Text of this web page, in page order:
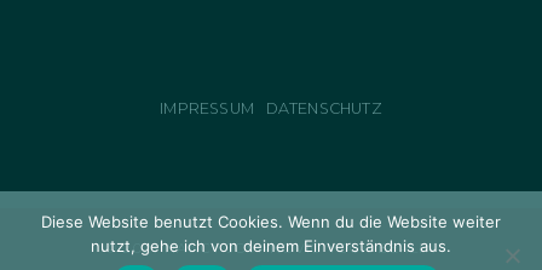
IMPRESSUM DATENSCHUTZ
© 2021 NANCY JOVANOVIC YOGA BERLIN
Diese Website benutzt Cookies. Wenn du die Website weiter
nutzt, gehe ich von deinem Einverständnis aus.